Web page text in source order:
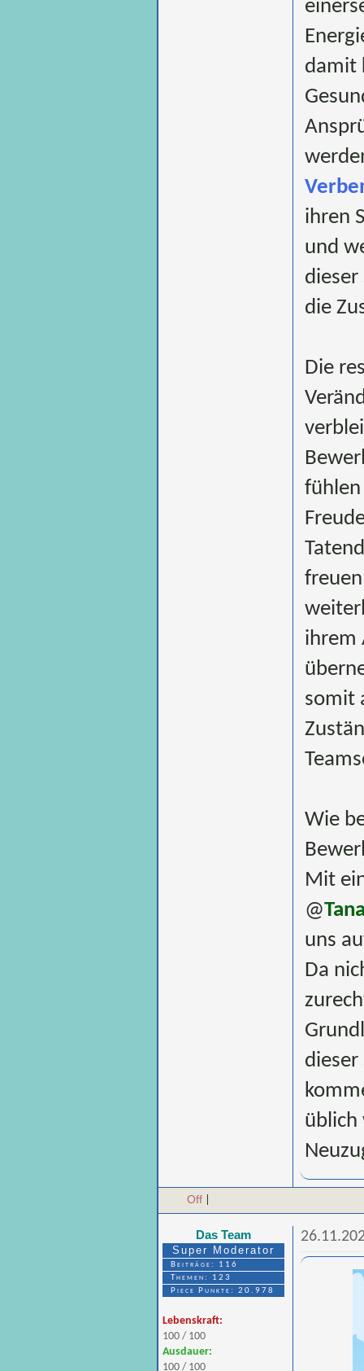
damit
ihren
und
die
Die
ihrem
somit
Wie
Mit
@
uns
Da
dieser
üblich
Off
Das Team
Super Moderator
Beiträge: 116
Themen: 123
Piece Punkte: 20.978
Lebenskraft:
100 / 100
Ausdauer:
100 / 100